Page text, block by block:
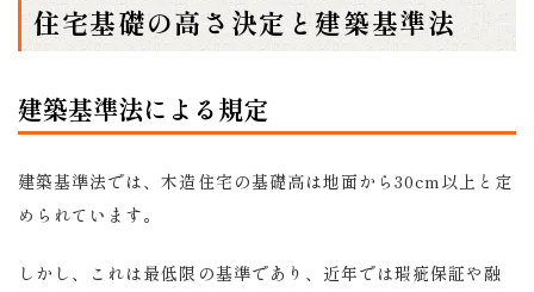
住宅基礎の高さ決定と建築基準法
建築基準法による規定
建築基準法では、木造住宅の基礎高は地面から30cm以上と定
められています。
しかし、これは最低限の基準であり、近年では瑕疵保証や融